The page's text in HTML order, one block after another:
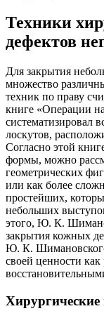
Техники
дефектов
Для закрытия
множество
техник по праву
книге «Операции
систематизировал
лоскутов,
Согласно этой
формы, можно
геометрических
или как более
простейших,
небольших
этого, Ю. К.
закрытия кожных
Ю. К.
своей ценности